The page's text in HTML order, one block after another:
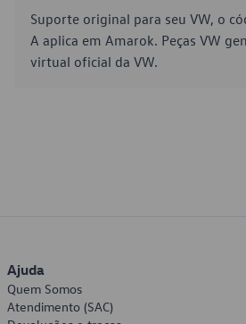
Suporte original para seu VW, o
A aplica em Amarok. Peças VW
virtual oficial da VW.
Ajuda
Quem Somos
Atendimento (SAC)